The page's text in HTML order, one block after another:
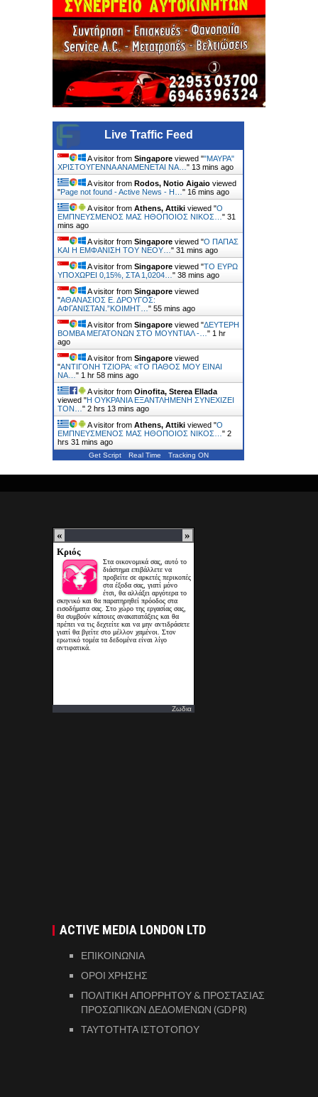
Live Traffic Feed
A visitor from Singapore viewed ""ΜΑΥΡΑ"
ΧΡΙΣΤΟΥΓΕΝΝΑ ΑΝΑΜΕΝΕΤΑΙ ΝΑ… " 13 mins ago
A visitor from Rodos, Notio Aigaio viewed
"Page not found - Active News - Η… " 16 mins ago
A visitor from Athens, Attiki viewed "Ο
ΕΜΠΝΕΥΣΜΕΝΟΣ ΜΑΣ ΗΘΟΠΟΙΟΣ ΝΙΚΟΣ… " 31
mins ago
A visitor from Singapore viewed "Ο ΠΑΠΑΣ
ΚΑΙ Η ΕΜΦΑΝΙΣΗ ΤΟΥ ΝΕΟΥ… " 31 mins ago
A visitor from Singapore viewed "ΤΟ ΕΥΡΩ
ΥΠΟΧΩΡΕΙ 0,15%, ΣΤΑ 1,0204… " 38 mins ago
A visitor from Singapore viewed
"ΑΘΑΝΑΣΙΟΣ Ε. ΔΡΟΥΓΟΣ:
ΑΦΓΑΝΙΣΤΑΝ.”ΚΟΙΜΗΤ… " 55 mins ago
A visitor from Singapore viewed "ΔΕΥΤΕΡΗ
ΒΟΜΒΑ ΜΕΓΑΤΟΝΩΝ ΣΤΟ ΜΟΥΝΤΙΑΛ -… " 1 hr
ago
A visitor from Singapore viewed
"ΑΝΤΙΓΟΝΗ ΤΖΙΟΡΑ: «ΤΟ ΠΑΘΟΣ ΜΟΥ ΕΙΝΑΙ
ΝΑ… " 1 hr 59 mins ago
A visitor from Oinofita, Sterea Ellada
viewed "H ΟΥΚΡΑΝΙΑ ΕΞΑΝΤΛΗΜΕΝΗ ΣΥΝΕΧΙΖΕΙ
ΤΟΝ… " 2 hrs 13 mins ago
A visitor from Athens, Attiki viewed "Ο
ΕΜΠΝΕΥΣΜΕΝΟΣ ΜΑΣ ΗΘΟΠΟΙΟΣ ΝΙΚΟΣ… " 2
hrs 31 mins ago
Get Script Real Time Tracking ON
Ζωδια
ACTIVE MEDIA LONDON LTD
ΕΠΙΚΟΙΝΩΝΙΑ
ΟΡΟΙ ΧΡΗΣΗΣ
ΠΟΛΙΤΙΚΗ ΑΠΟΡΡΗΤΟΥ & ΠΡΟΣΤΑΣΙΑΣ
ΠΡΟΣΩΠΙΚΩΝ ΔΕΔΟΜΕΝΩΝ (GDPR)
ΤΑΥΤΟΤΗΤΑ ΙΣΤΟΤΟΠΟΥ